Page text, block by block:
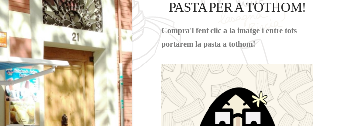
PASTA PER A TOTHOM!
Compra'l fent clic a la imatge i entre tots
portarem la pasta a tothom!